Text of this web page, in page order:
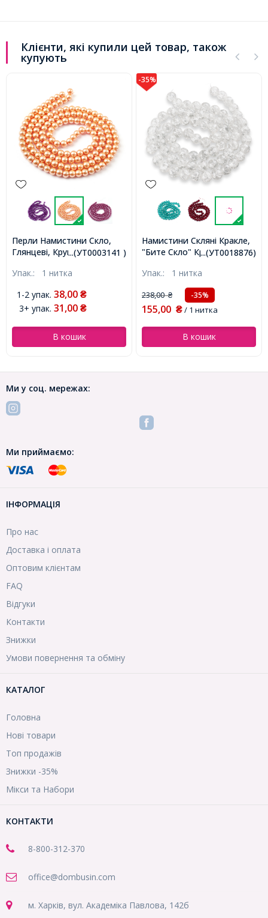
Клієнти, які купили цей товар, також
купують
...(УТ0003141 )
Перли Намистини Скло,
Глянцеві, Круглі,
близько 130шт/75см/нитка,
Упак.: 1 нитка
1-2 упак. 38,00 ₴
3+ упак. 31,00 ₴
В кошик
-35%
...(УТ0018876)
Намистини Скляні Кракле,
"Бите Скло" Круглі,
2мм, близько 64шт/76см/
нитка, (УТ0018876)
Упак.: 1 нитка
238,00₴ -35%
155,00 ₴/ 1 нитка
В кошик
Ми у соц. мережах:
Ми приймаємо:
ІНФОРМАЦІЯ
Про нас
Доставка і оплата
Оптовим клієнтам
FAQ
Відгуки
Контакти
Знижки
Умови повернення та обміну
КАТАЛОГ
Головна
Нові товари
Топ продажів
Знижки -35%
Мікси та Набори
КОНТАКТИ
8-800-312-370
office@dombusin.com
м. Харків, вул. Академіка Павлова, 142б